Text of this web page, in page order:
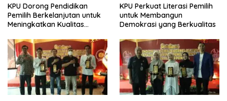
KPU Dorong Pendidikan
Pemilih Berkelanjutan untuk
Meningkatkan Kualitas
KPU Perkuat Literasi Pemilih
untuk Membangun
Demokrasi yang Berkualitas